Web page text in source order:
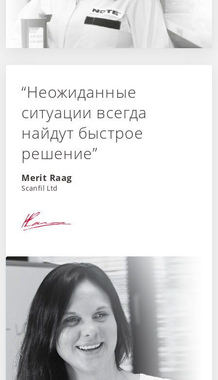
“Неожиданные
ситуации всегда
найдут быстрое
решение”
Merit Raag
Scanfil Ltd